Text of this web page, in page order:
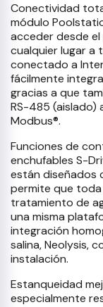
Conectividad
módulo
acceder desde
cualquier lugar a
conectado a
fácilmente
gracias a que
RS-485
Modbus®.
Funciones de
enchufables S-
están diseñados
permite que
tratamiento de
una misma
integración
salina, Neolysis,
instalación.
Estanqueidad
especialmente